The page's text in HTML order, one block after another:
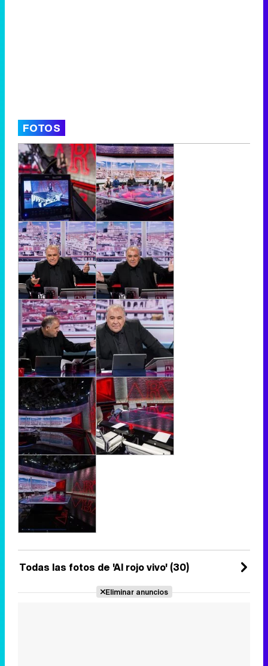
FOTOS
Todas las fotos de 'Al rojo vivo' (30)
Eliminar anuncios